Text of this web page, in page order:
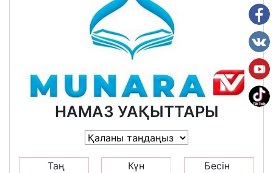
НАМАЗ УАҚЫТТАРЫ
Таң Күн Бесін